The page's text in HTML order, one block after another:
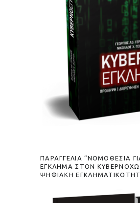
ΠΑΡΑΓΓΕΛΙΑ “ΝΟΜΟΘΕΣΙΑ
ΕΓΚΛΗΜΑ ΣΤΟΝ
ΨΗΦΙΑΚΗ